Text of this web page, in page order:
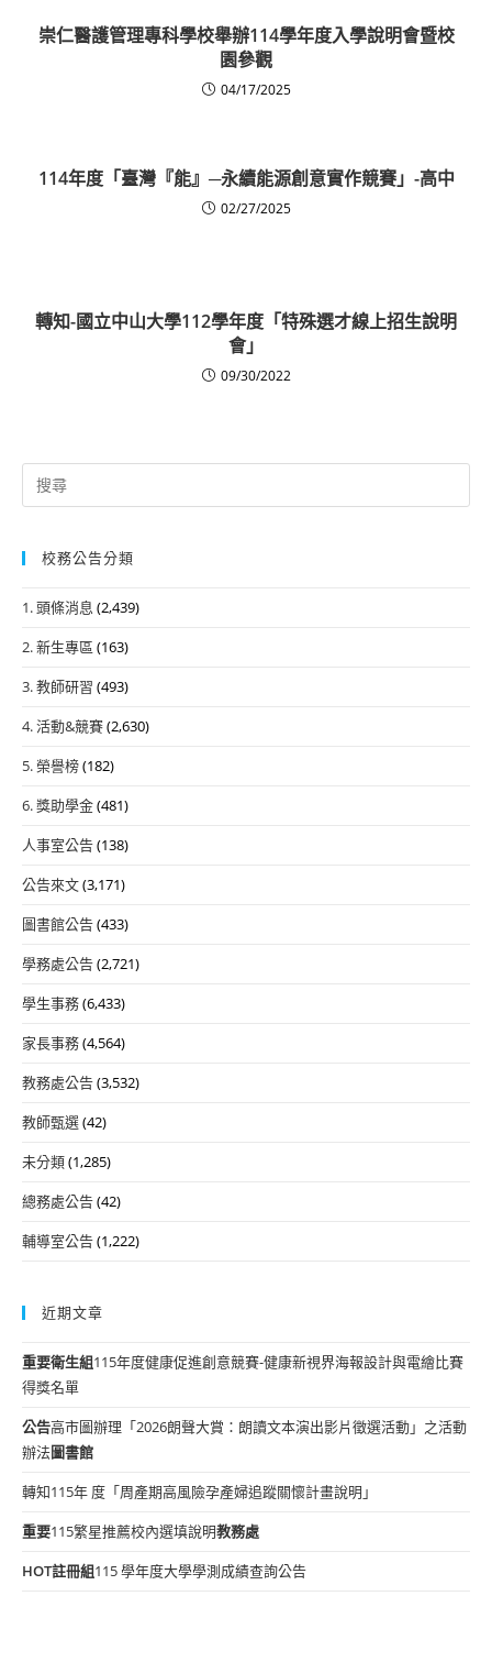
崇仁醫護管理專科學校舉辦114學年度入學說明會暨校
園參觀
04/17/2025
114年度「臺灣『能』─永續能源創意實作競賽」-高中
02/27/2025
轉知-國立中山大學112學年度「特殊選才線上招生說明
會」
09/30/2022
Search
for:
校務公告分類
1. 頭條消息 (2,439)
2. 新生專區 (163)
3. 教師研習 (493)
4. 活動&競賽(2,630)
5. 榮譽榜(182)
6. 獎助學金(481)
人事室公告(138)
公告來文(3,171)
圖書館公告(433)
學務處公告(2,721)
學生事務(6,433)
家長事務(4,564)
教務處公告(3,532)
教師甄選(42)
未分類(1,285)
總務處公告(42)
輔導室公告(1,222)
近期文章
重要衛生組115年度健康促進創意競賽-健康新視界海報設計與電繪比賽
得獎名單
公告高市圖辦理「2026朗聲大賞：朗讀文本演出影片徵選活動」之活動
辦法圖書館
轉知115年 度「周產期高風險孕產婦追蹤關懷計畫說明」
重要115繁星推薦校內選填說明教務處
HOT註冊組115 學年度大學學測成績查詢公告